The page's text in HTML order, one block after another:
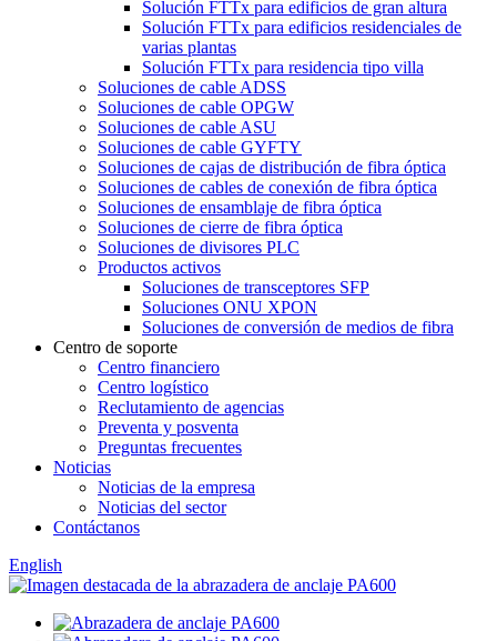
Solución FTTx para edificios de gran altura
Solución FTTx para edificios residenciales de
varias plantas
Solución FTTx para residencia tipo villa
Soluciones de cable ADSS
Soluciones de cable OPGW
Soluciones de cable ASU
Soluciones de cable GYFTY
Soluciones de cajas de distribución de fibra óptica
Soluciones de cables de conexión de fibra óptica
Soluciones de ensamblaje de fibra óptica
Soluciones de cierre de fibra óptica
Soluciones de divisores PLC
Productos activos
Soluciones de transceptores SFP
Soluciones ONU XPON
Soluciones de conversión de medios de fibra
Centro de soporte
Centro financiero
Centro logístico
Reclutamiento de agencias
Preventa y posventa
Preguntas frecuentes
Noticias
Noticias de la empresa
Noticias del sector
Contáctanos
English